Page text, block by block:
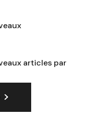
articles par